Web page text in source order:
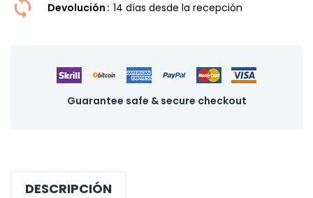
Devolución 14 dí­as desde la recepción
Guarantee safe & secure checkout
DESCRIPCIÓN